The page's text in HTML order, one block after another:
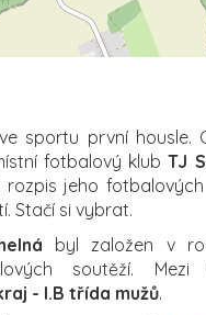
sportu první housle.
fotbalový klubTJ
rozpis jeho
Stačí si vybrat.
byl založen v
soutěží.
- I.B třída mužů.